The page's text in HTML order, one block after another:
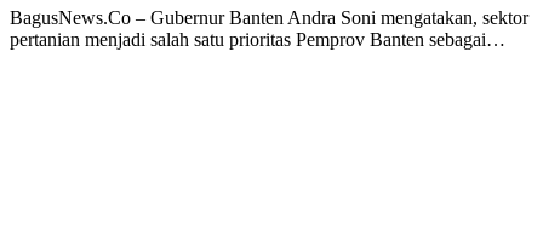
BagusNews.Co – Gubernur Banten Andra Soni mengatakan, sektor
pertanian menjadi salah satu prioritas Pemprov Banten sebagai…